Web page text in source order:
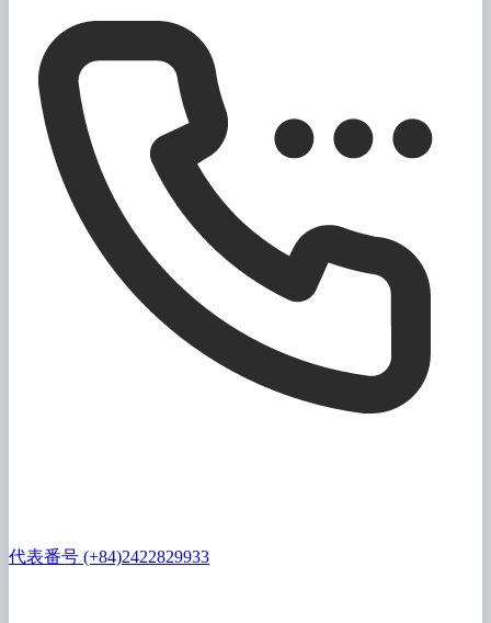
代表番号 (+84)2422829933